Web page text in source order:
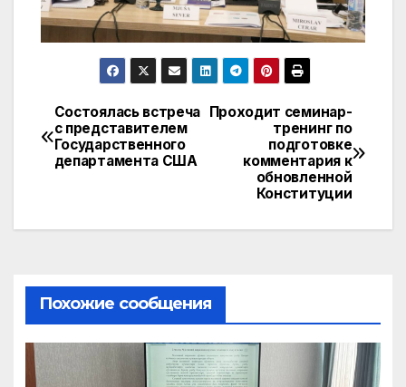
Навигация
по
Проходит семинар-
тренинг по
подготовке
комментария к
обновленной
Конституции
Состоялась встреча
с представителем
Государственного
департамента США
Похожие сообщения